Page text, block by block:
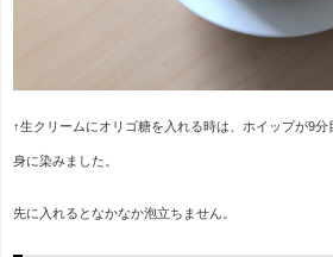
↑生クリームにオリゴ糖を入れる時は、ホイップが9
身に染みました。
先に入れるとなかなか泡立ちません。